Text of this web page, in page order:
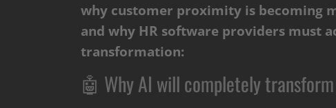
why customer proximity is becoming
and why HR software providers must
transformation:
🤖 Why AI will completely